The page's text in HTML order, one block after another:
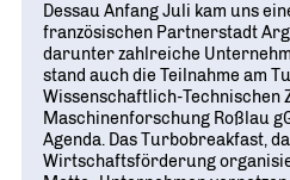
Dessau Anfang Juli kam uns
französischen Partnerstadt
darunter zahlreiche
stand auch die Teilnahme am
Wissenschaftlich-Technischen
Maschinenforschung Roßlau
Agenda. Das Turbobreakfast,
Wirtschaftsförderung